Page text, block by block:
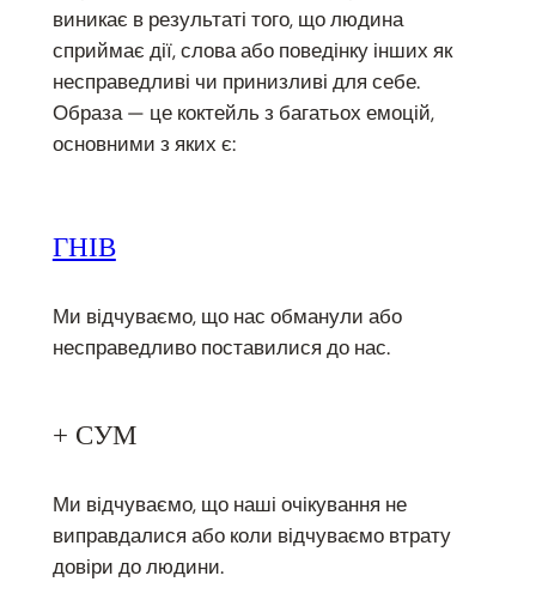
виникає в результаті того, що людина
сприймає дії, слова або поведінку інших як
несправедливі чи принизливі для себе.
Образа — це коктейль з багатьох емоцій,
основними з яких є:
ГНІВ
Ми відчуваємо, що нас обманули або
несправедливо поставилися до нас.
+ СУМ
Ми відчуваємо, що наші очікування не
виправдалися або коли відчуваємо втрату
довіри до людини.